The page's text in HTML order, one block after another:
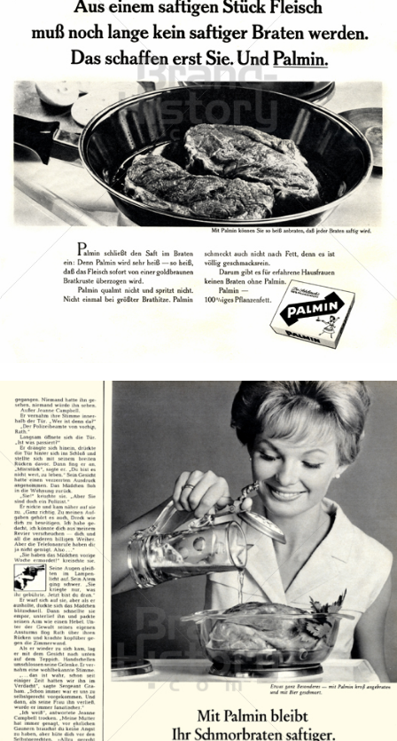
PALMIN Peter Kölln KGaA 1967
Bild-ID: 40110
PALMIN Peter Kölln KGaA 1967